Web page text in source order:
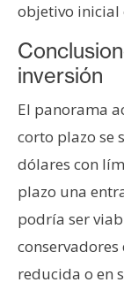
objetivo inicial
inversión
El panorama
corto plazo se
dólares con
plazo una
podría ser
reducida o en